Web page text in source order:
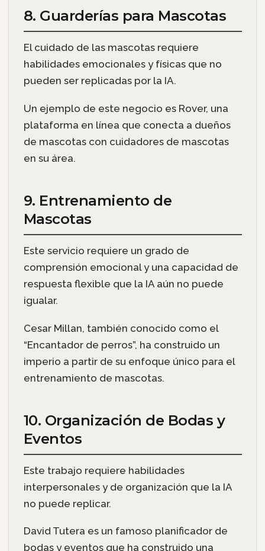
8. Guarderías para Mascotas
El cuidado de las mascotas requiere
habilidades emocionales y físicas que no
pueden ser replicadas por la IA.
Un ejemplo de este negocio es Rover, una
plataforma en línea que conecta a dueños
de mascotas con cuidadores de mascotas
en su área.
9. Entrenamiento de
Mascotas
Este servicio requiere un grado de
comprensión emocional y una capacidad de
respuesta flexible que la IA aún no puede
igualar.
Cesar Millan, también conocido como el
“Encantador de perros”, ha construido un
imperio a partir de su enfoque único para el
entrenamiento de mascotas.
10. Organización de Bodas y
Eventos
Este trabajo requiere habilidades
interpersonales y de organización que la IA
no puede replicar.
David Tutera es un famoso planificador de
bodas y eventos que ha construido una